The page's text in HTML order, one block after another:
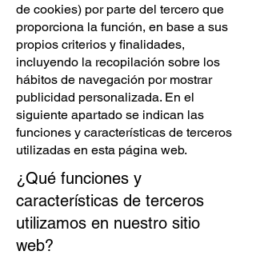
de cookies) por parte del tercero que
proporciona la función, en base a sus
propios criterios y finalidades,
incluyendo la recopilación sobre los
hábitos de navegación por mostrar
publicidad personalizada. En el
siguiente apartado se indican las
funciones y características de terceros
utilizadas en esta página web.
¿Qué funciones y
características de terceros
utilizamos en nuestro sitio
web?